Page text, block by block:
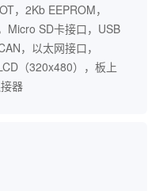
，2Kb EEPROM，
Micro SD卡接口，USB
，以太网接口，
（320x480），板上
器